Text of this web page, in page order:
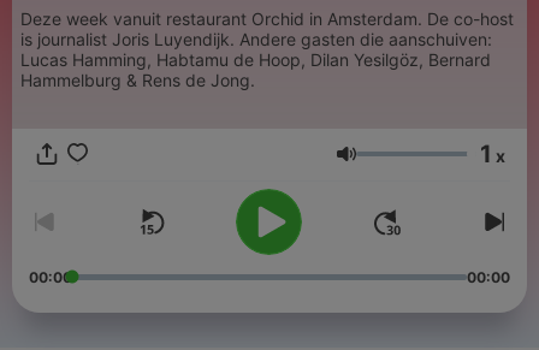
Deze week vanuit restaurant Orchid in Amsterdam. De co-host
is journalist Joris Luyendijk. Andere gasten die aanschuiven:
Lucas Hamming, Habtamu de Hoop, Dilan Yesilgöz, Bernard
Hammelburg & Rens de Jong.
Volume 1 x
00:00 00:00